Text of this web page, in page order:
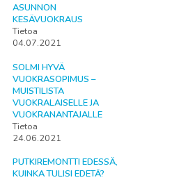
ASUNNON
KESÄVUOKRAUS
Tietoa
04.07.2021
SOLMI HYVÄ
VUOKRASOPIMUS –
MUISTILISTA
VUOKRALAISELLE JA
VUOKRANANTAJALLE
Tietoa
24.06.2021
PUTKIREMONTTI EDESSÄ,
KUINKA TULISI EDETÄ?